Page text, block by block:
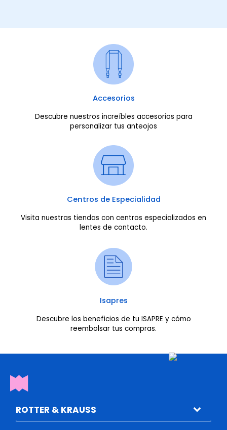
Accesorios
Descubre nuestros increíbles accesorios para
personalizar tus anteojos
Centros de Especialidad
Visita nuestras tiendas con centros especializados en
lentes de contacto.
Isapres
Descubre los beneficios de tu ISAPRE y cómo
reembolsar tus compras.
ROTTER & KRAUSS